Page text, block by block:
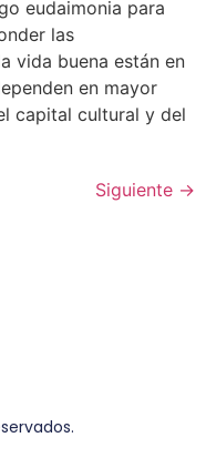
eudaimonia para
las
vida buena están en
en mayor
capital cultural y del
Siguiente →